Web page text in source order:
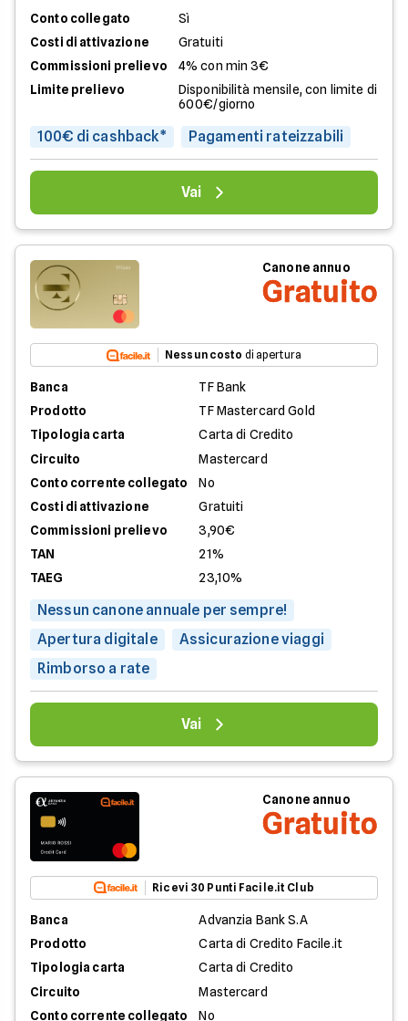
Conto collegato
Sì
Costi di attivazione
Gratuiti
Commissioni prelievo
4% con min 3€
Limite prelievo
Disponibilità mensile, con limite di
600€/giorno
100€ di cashback* Pagamenti rateizzabili
Vai
Canone annuo
Gratuito
Nessun costo di apertura
Banca
TF Bank
Prodotto
TF Mastercard Gold
Tipologia carta
Carta di Credito
Circuito
Mastercard
Conto corrente collegato
No
Costi di attivazione
Gratuiti
Commissioni prelievo
3,90€
TAN
21%
TAEG
23,10%
Nessun canone annuale per sempre!
Apertura digitale
Assicurazione viaggi
Rimborso a rate
Vai
Canone annuo
Gratuito
Ricevi 30 Punti Facile.it Club
Banca
Advanzia Bank S.A
Prodotto
Carta di Credito Facile.it
Tipologia carta
Carta di Credito
Circuito
Mastercard
Conto corrente collegato
No